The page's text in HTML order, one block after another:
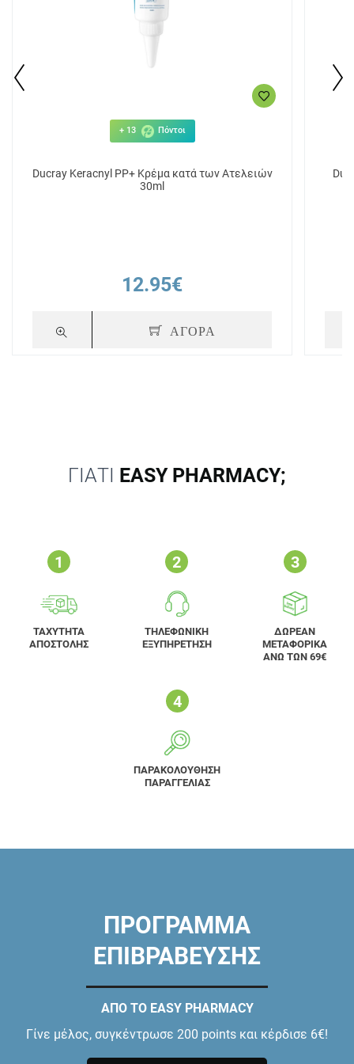
+ 13 Πόντοι
Ducray Keracnyl PP+ Κρέμα κατά των Ατελειών
30ml
12.95€
ΑΓΟΡΑ
ΓΙΑΤΙ EASY PHARMACY;
ΤΑΧΥΤΗΤΑ
ΑΠΟΣΤΟΛΗΣ
ΤΗΛΕΦΩΝΙΚΗ
ΕΞΥΠΗΡΕΤΗΣΗ
ΔΩΡΕΑΝ
ΜΕΤΑΦΟΡΙΚΑ
ΑΝΩ ΤΩΝ 69€
ΠΑΡΑΚΟΛΟΥΘΗΣΗ
ΠΑΡΑΓΓΕΛΙΑΣ
ΠΡΟΓΡΑΜΜΑ
ΕΠΙΒΡΑΒΕΥΣΗΣ
ΑΠΟ ΤΟ EASY PHARMACY
Γίνε μέλος, συγκέντρωσε 200 points και κέρδισε 6€!